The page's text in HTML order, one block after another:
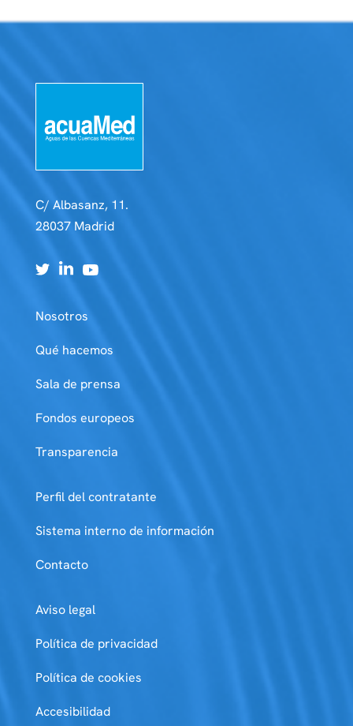
C/ Albasanz, 11.
28037 Madrid
Nosotros
Qué hacemos
Sala de prensa
Fondos europeos
Transparencia
Perfil del contratante
Sistema interno de información
Contacto
Aviso legal
Política de privacidad
Política de cookies
Accesibilidad